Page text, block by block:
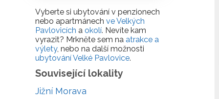
Vyberte si ubytování v penzionech
nebo apartmánech ve Velkých
Pavlovicích a okolí. Nevíte kam
vyrazit? Mrkněte sem na atrakce a
výlety, nebo na další možnosti
ubytování Velké Pavlovice.
Související lokality
Jižní Morava